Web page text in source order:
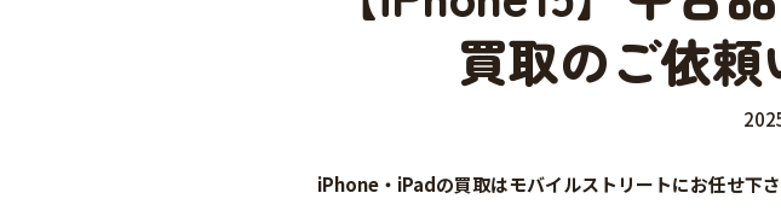
買取のご依頼
iPhone・iPadの買取はモバイルストリートにお任せ下さ